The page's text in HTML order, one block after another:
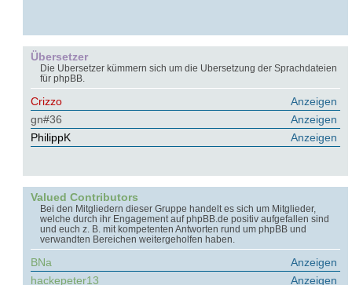
Übersetzer
Die Übersetzer kümmern sich um die Übersetzung der Sprachdateien
für phpBB.
Anzeigen
Crizzo
Anzeigen
gn#36
Anzeigen
PhilippK
Valued Contributors
Bei den Mitgliedern dieser Gruppe handelt es sich um Mitglieder,
welche durch ihr Engagement auf phpBB.de positiv aufgefallen sind
und euch z. B. mit kompetenten Antworten rund um phpBB und
verwandten Bereichen weitergeholfen haben.
Anzeigen
BNa
Anzeigen
hackepeter13